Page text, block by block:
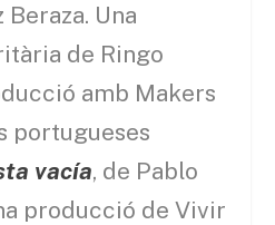
Una
de Ringo
amb Makers
portugueses
vacía, de Pablo
producció de Vivir